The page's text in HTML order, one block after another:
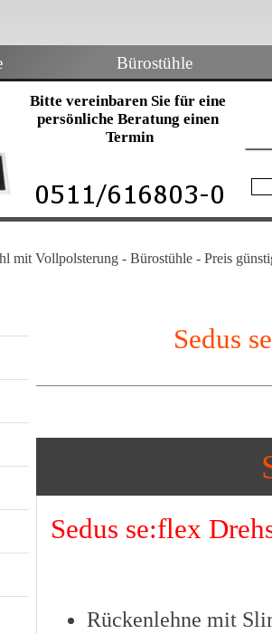
Bürostühle
Bitte vereinbaren Sie für eine
persönliche Beratung einen
Termin
mit Vollpolsterung - Bürostühle - Preis
Sedus
Sedus se:flex
Rückenlehne mit